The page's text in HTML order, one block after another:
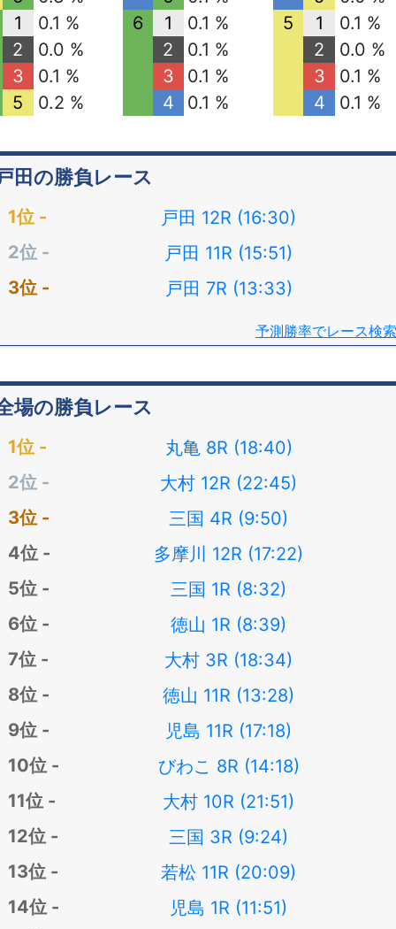
1
0.1 %
2
0.0 %
3
0.1 %
5
0.2 %
6
1
0.1 %
2
0.1 %
3
0.1 %
4
0.1 %
5
1
0.1 %
2
0.0 %
3
0.1 %
4
0.1 %
田の勝負レース
戸田 12R (16:30)
戸田 11R (15:51)
戸田 7R (13:33)
予測勝率でレース検索
場の勝負レース
丸亀 8R (18:40)
大村 12R (22:45)
三国 4R (9:50)
多摩川 12R (17:22)
三国 1R (8:32)
徳山 1R (8:39)
大村 3R (18:34)
徳山 11R (13:28)
児島 11R (17:18)
びわこ 8R (14:18)
大村 10R (21:51)
三国 3R (9:24)
若松 11R (20:09)
児島 1R (11:51)